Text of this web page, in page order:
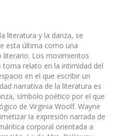
literatura y la danza, se
esta última como una
literario. Los movimientos
relato en la intimidad del
en el que escribir un
narrativa de la literatura es
símbolo poético por el que
de Virginia Woolf. Wayne
la expresión narrada de
corporal orientada a